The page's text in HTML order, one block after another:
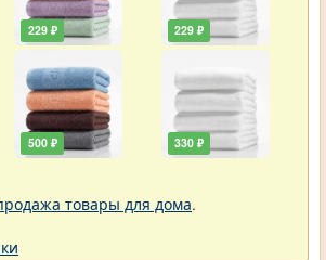
229 ₽
500 ₽
229 ₽
330 ₽
товары для дома.